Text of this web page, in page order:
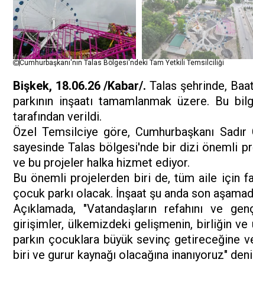
Cumhurbaşkanı'nın Talas Bölgesi'ndeki Tam Yetkili Temsilciliği
Bişkek, 18.06.26 /Kabar/.Talas şehrinde,
parkının inşaatı tamamlanmak üzere. Bu
tarafından verildi.
Özel Temsilciye göre, Cumhurbaşkanı
sayesinde Talas bölgesi'nde bir dizi önemli
ve bu projeler halka hizmet ediyor.
Bu önemli projelerden biri de, tüm aile için
çocuk parkı olacak. İnşaat şu anda son
Açıklamada, "Vatandaşların refahını ve
girişimler, ülkemizdeki gelişmenin, birliğin
parkın çocuklara büyük sevinç getireceğine
biri ve gurur kaynağı olacağına inanıyoruz"